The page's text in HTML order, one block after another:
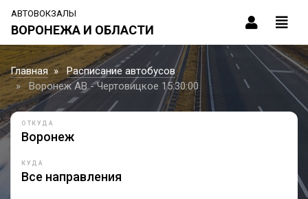
АВТОВОКЗАЛЫ
ВОРОНЕЖА И ОБЛАСТИ
Главная
Расписание автобусов
Воронеж АВ - Чертовицкое 15:30:00
ОТКУДА
КУДА